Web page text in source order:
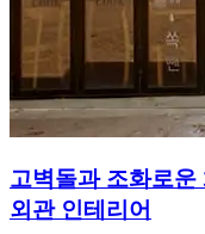
고벽돌과 조화로운
외관 인테리어